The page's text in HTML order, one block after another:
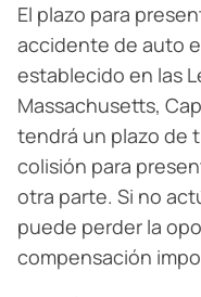
El plazo para
accidente de auto
establecido en las
Massachusetts,
tendrá un plazo de
colisión para
otra parte. Si no
puede perder la
compensación